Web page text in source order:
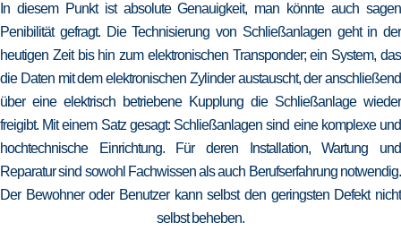
In diesem Punkt ist absolute Genauigkeit, man könnte auch sagen
Penibilität gefragt. Die Technisierung von Schließanlagen geht in der
heutigen Zeit bis hin zum elektronischen Transponder; ein System, das
die Daten mit dem elektronischen Zylinder austauscht, der anschließend
über eine elektrisch betriebene Kupplung die Schließanlage wieder
freigibt. Mit einem Satz gesagt: Schließanlagen sind eine komplexe und
hochtechnische Einrichtung. Für deren Installation, Wartung und
Reparatur sind sowohl Fachwissen als auch Berufserfahrung notwendig.
Der Bewohner oder Benutzer kann selbst den geringsten Defekt nicht
selbst beheben.